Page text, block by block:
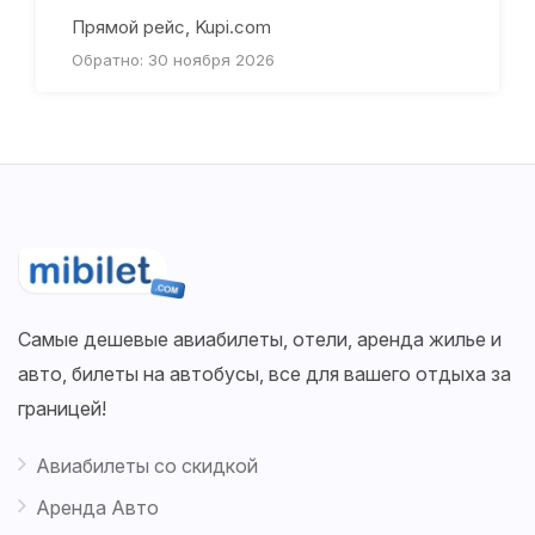
Прямой рейс, Kupi.com
Обратно: 30 ноября 2026
Самые дешевые авиабилеты, отели, аренда жилье и
авто, билеты на автобусы, все для вашего отдыха за
границей!
Авиабилеты со скидкой
Аренда Авто